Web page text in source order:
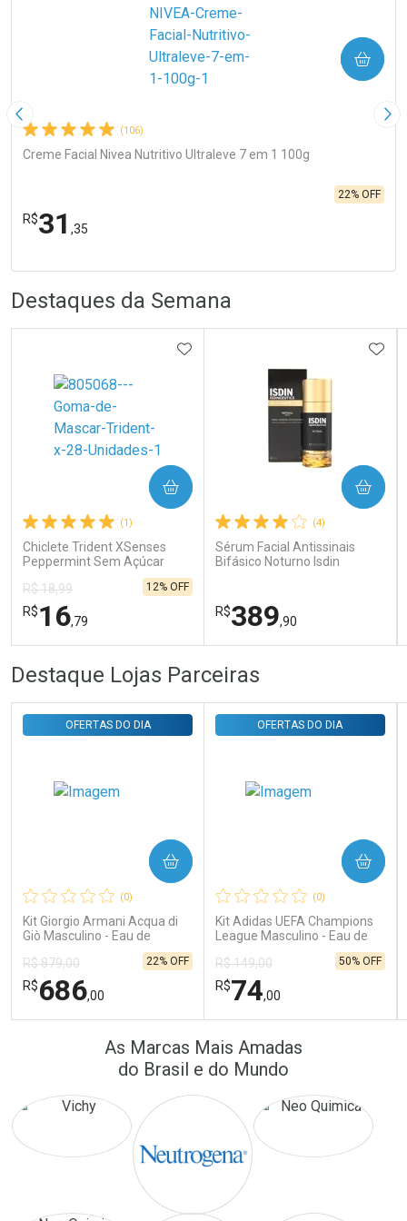
Imagem Anterior
(106)
Creme Facial Nivea Nutritivo Ultraleve 7 em 1 100g
R$31 ,35
22% OFF
COMPRAR
Laboratório
Ativar Desconto
Comprar sem Desconto
Por R$ 31,35/cada
Por Menos
Comprar sem Desconto
Por R$ 31,35/cada
Destaques da Semana
(1)
Chiclete Trident XSenses
Peppermint Sem Açúcar
R$ 18,99
R$16,79
12% OFF
ADICIONAR AOS FAVORITOS
COMPRAR
FECHAR
Laboratório
Comprar sem Desconto
Por R$ 16,79/cada
FECHAR
Por Menos
Comprar sem Desconto
Por R$ 16,79/cada
(4)
Sérum Facial Antissinais
Bifásico Noturno Isdin
R$389,90
COMPRAR
Comprar sem Desconto
Por R$ 389,90/cada
Por Menos
Comprar sem Desconto
Por R$ 389,90/cada
Destaque Lojas Parceiras
(0)
Kit Giorgio Armani Acqua di
Giò Masculino - Eau de
Toilette 100ml + Gel de
Banho 75ml
OFERTAS DO DIA
R$ 879,00
R$686,00
22% OFF
COMPRAR
FECHAR
FECHAR
Por Menos
(0)
Kit Adidas UEFA Champions
League Masculino - Eau de
Toilette 100ml + Shower Gel
250ml
OFERTAS DO DIA
R$ 149,00
R$74,00
50% OFF
COMPRAR
Laboratório
Por Menos
As Marcas Mais Amadas
do Brasil e do Mundo